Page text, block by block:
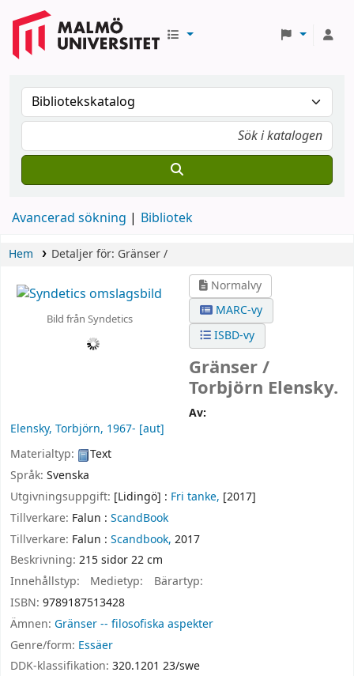
Avancerad sökning Bibliotek
Hem Detaljer för: Gränser /
Bild från Syndetics
Normalvy
MARC-vy
ISBD-vy
Gränser /
Torbjörn Elensky.
Av:
Elensky, Torbjörn, 1967- [aut]
Materialtyp:
Text
Språk: Svenska
Utgivningsuppgift: [Lidingö] : Fri tanke, [2017]
Tillverkare: Falun : ScandBook
Tillverkare: Falun : Scandbook, 2017
Beskrivning: 215 sidor 22 cm
Innehållstyp:
Medietyp:
Bärartyp:
ISBN: 9789187513428
Ämnen: Gränser -- filosofiska aspekter
Genre/form: Essäer
DDK-klassifikation: 320.1201 23/swe